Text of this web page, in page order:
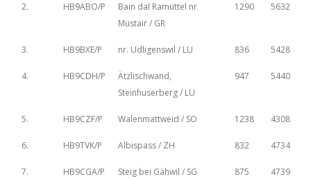
2. HB9ABO/P
Bain dal Ramüttel nr
Müstair / GR
1290 5632
3. HB9BXE/P nr. Udligenswil / LU 836 5428
4. HB9CDH/P
Ätzlischwand,
Steinhuserberg / LU
947 5440
5. HB9CZF/P Walenmattweid / SO 1238 4308
6. HB9TVK/P Albispass / ZH 832 4734
7. HB9CGA/P Steig bei Gähwil / SG 875 4739